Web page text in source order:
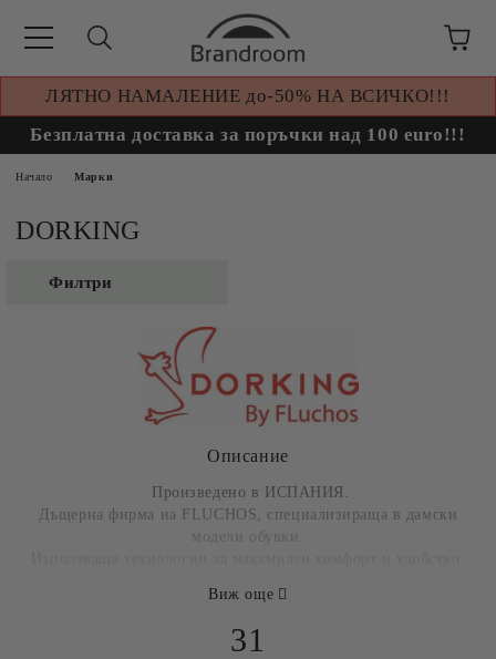
ЛЯТНО НАМАЛЕНИЕ до-50% НА ВСИЧКО!!!
Безплатна доставка за поръчки над 100 euro!!!
Начало Марки
DORKING
Филтри
Описание
Произведено в ИСПАНИЯ.
Дъщерна фирма на FLUCHOS, специализираща в дамски
модели обувки.
Виж още
31